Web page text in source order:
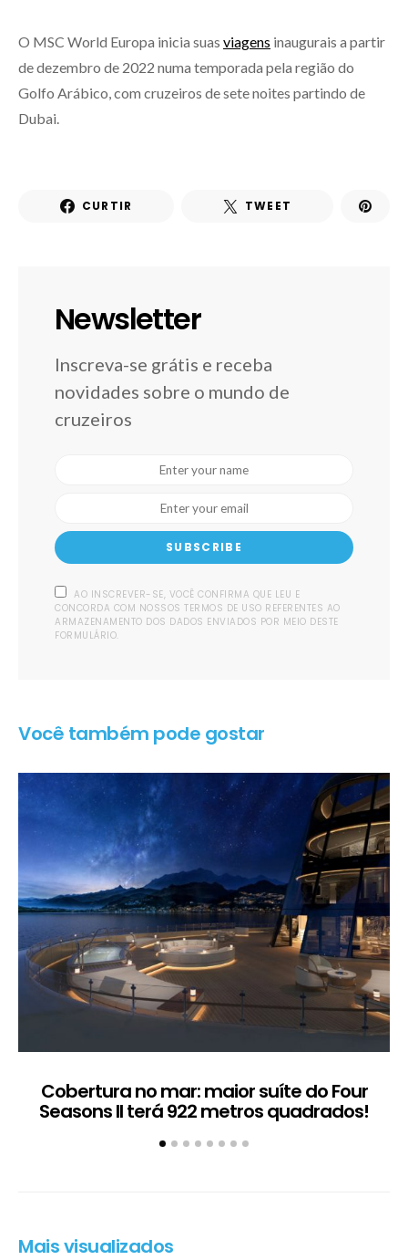
O MSC World Europa inicia suas viagens inaugurais a partir
de dezembro de 2022 numa temporada pela região do
Golfo Arábico, com cruzeiros de sete noites partindo de
Dubai.
CURTIR TWEET
Newsletter
Inscreva-se grátis e receba
novidades sobre o mundo de
cruzeiros
SUBSCRIBE
AO INSCREVER-SE, VOCÊ CONFIRMA QUE LEU E
CONCORDA COM NOSSOS TERMOS DE USO REFERENTES AO
ARMAZENAMENTO DOS DADOS ENVIADOS POR MEIO DESTE
FORMULÁRIO.
Você também pode gostar
Cobertura no mar: maior suíte do Four
Seasons II terá 922 metros quadrados!
Mais visualizados